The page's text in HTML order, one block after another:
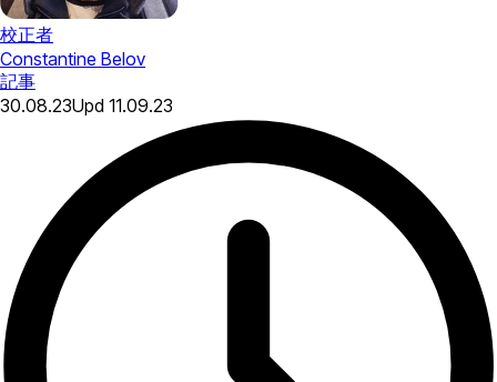
校正者
Constantine Belov
記事
30.08.23Upd 11.09.23